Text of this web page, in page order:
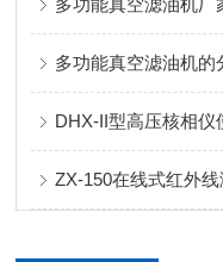
多功能真空滤油机厂
多功能真空滤油机的
DHX-II型高压核相仪
ZX-150在线式红外